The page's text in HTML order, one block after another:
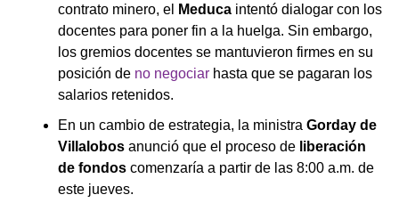
contrato minero, el
Meduca intentó dialogar con los
docentes para poner fin a la huelga. Sin embargo,
los gremios docentes se mantuvieron firmes en su
posición de no negociar hasta que se pagaran los
salarios retenidos.
En un cambio de estrategia, la ministra Gorday de
Villalobos anunció que el proceso de liberación
de fondos comenzaría a partir de las 8:00 a.m. de
este jueves.